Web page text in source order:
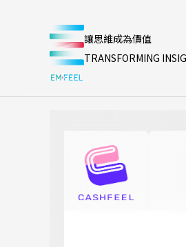
讓思維成為價值
TRANSFORMING